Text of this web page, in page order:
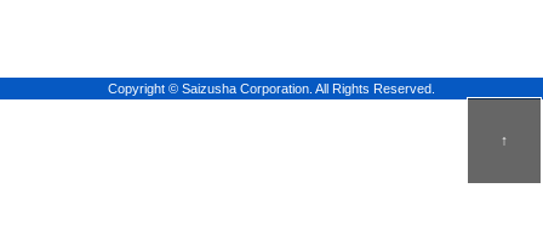
↑
Copyright © Saizusha Corporation. All Rights Reserved.